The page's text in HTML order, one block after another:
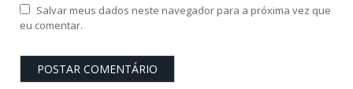
Salvar meus dados neste navegador para a próxima vez que
eu comentar.